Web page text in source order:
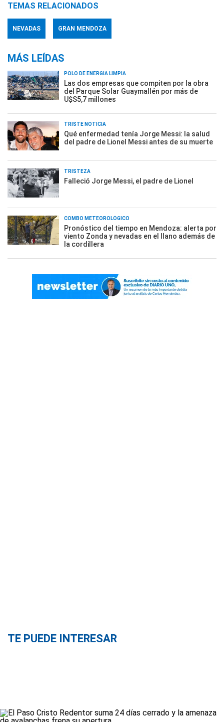
TEMAS RELACIONADOS
NEVADAS GRAN MENDOZA
MÁS LEÍDAS
POLO DE ENERGÍA LIMPIA
Las dos empresas que compiten por la obra
del Parque Solar Guaymallén por más de
U$S5,7 millones
TRISTE NOTICIA
Qué enfermedad tenía Jorge Messi: la salud
del padre de Lionel Messi antes de su muerte
TRISTEZA
Falleció Jorge Messi, el padre de Lionel
COMBO METEOROLÓGICO
Pronóstico del tiempo en Mendoza: alerta por
viento Zonda y nevadas en el llano además de
la cordillera
TE PUEDE INTERESAR